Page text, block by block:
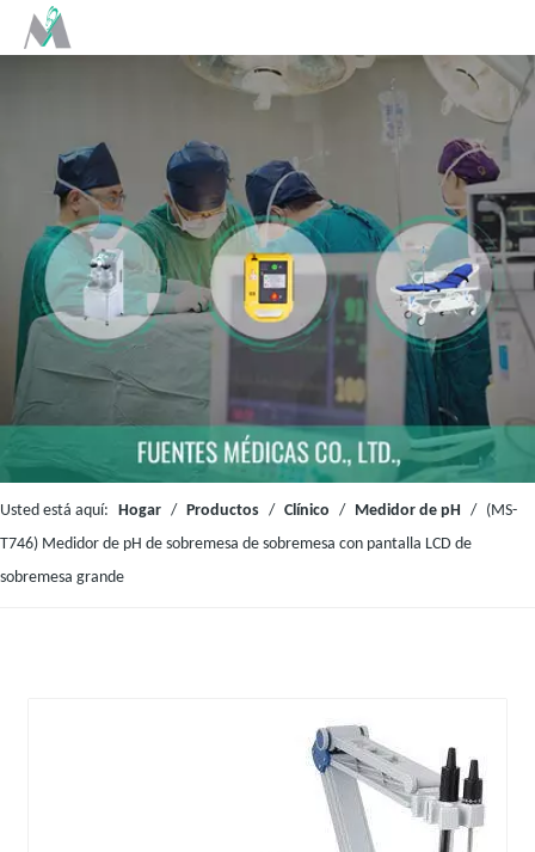
Usted está aquí: Hogar / Productos / Clínico / Medidor de pH / (MS-
T746) Medidor de pH de sobremesa de sobremesa con pantalla LCD de
sobremesa grande